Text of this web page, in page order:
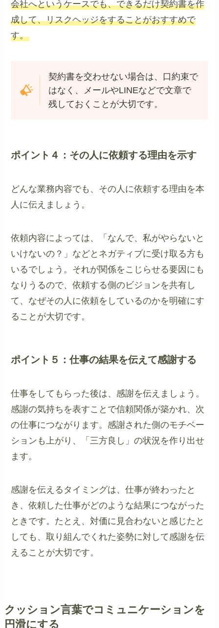
会社へというケースでも、できるだけ契約書を作
成して、リスクヘッジをすることがおすすめで
す。
契約書を交わせない場合は、口約束で
はなく、メールやLINEなどで文章で
残しておくことが大切です。
ポイント４：その人に依頼する理由を示す
どんな業務内容でも、その人に依頼する理由を本
人に伝えましょう。
依頼内容によっては、「なんで、私がやらないと
いけないの？」などとネガティブに受け取る方も
いるでしょう。それが関係をこじらせる要因にも
なりうるので、依頼する側のビジョンを共有し
て、なぜその人に依頼をしているのかを明確にす
ることが大切です。
ポイント５：仕事の結果を伝えて感謝する
仕事をしてもらった後は、感謝を伝えましょう。
感謝の気持ちを表すことで信頼関係が築かれ、次
の仕事につながります。感謝された側のモチベー
ションも上がり、「三方良し」の状況を作り出せ
ます。
感謝を伝えるタイミングは、仕事が終わったと
き、依頼した仕事がどのような結果につながった
ときです。たとえ、対価に見合わないと感じたと
しても、取り組んでくれた姿勢に対して感謝を伝
えることが大切です。
クッション言葉でコミュニケーションを
円滑にする